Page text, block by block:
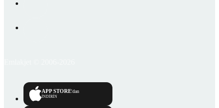
APP STORE'dan
İNDİRİN